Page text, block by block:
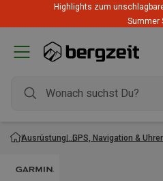
Highlights zum
Summer
Ausrüstung GPS, Navigation &